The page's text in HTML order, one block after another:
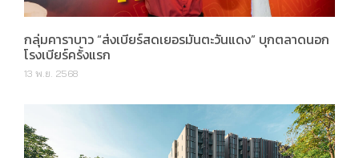
กลุ่มคาราบาว “ส่งเบียร์สดเยอรมันตะวันแดง” บุกตลาดนอก
โรงเบียร์ครั้งแรก
13 พ.ย. 2568